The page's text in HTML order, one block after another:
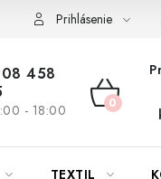
Reklamačný poriadok
Prihlásenie
458
- 18:00
TEXTIL